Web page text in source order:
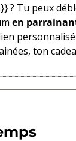
? Tu peux
en
ton